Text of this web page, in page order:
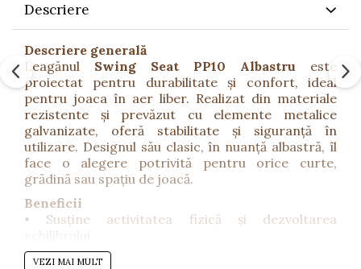
Descriere
Descriere generală
Leagănul Swing Seat PP10 Albastru este
proiectat pentru durabilitate și confort, ideal
pentru joaca în aer liber. Realizat din materiale
rezistente și prevăzut cu elemente metalice
galvanizate, oferă stabilitate și siguranță în
utilizare. Designul său clasic, în nuanță albastră, îl
face o alegere potrivită pentru orice curte,
grădină sau spațiu de joacă.
Beneficii
• Susține activitatea fizică și dezvoltarea
• Materiale rezistente pentru utilizare îndelungată
VEZI MAI MULT